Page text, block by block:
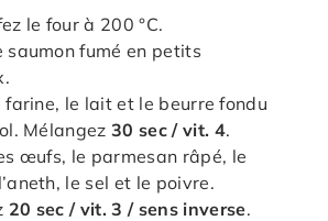
le four à 200 °C.
saumon fumé en petits
farine, le lait et le beurre fondu
Mélangez30 sec / vit. 4.
œufs, le parmesan râpé, le
le sel et le poivre.
20 sec / vit. 3 / sens inverse.